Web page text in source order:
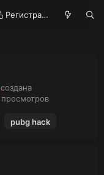
Регистрация
создана
просмотров
pubg hack